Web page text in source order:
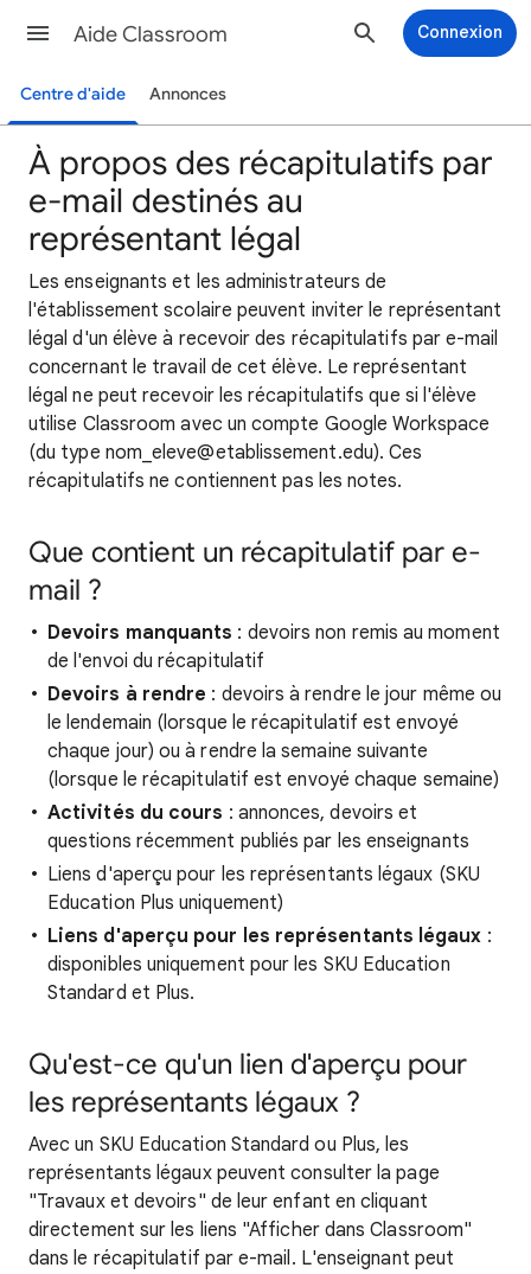
Aide Classroom Connexion
Centre d'aide Annonces
À propos des récapitulatifs par
e-mail destinés au
représentant légal
Les enseignants et les administrateurs de
l'établissement scolaire peuvent inviter le représentant
légal d'un élève à recevoir des récapitulatifs par e-mail
concernant le travail de cet élève. Le représentant
légal ne peut recevoir les récapitulatifs que si l'élève
utilise Classroom avec un compte Google Workspace
(du type nom_eleve@etablissement.edu). Ces
récapitulatifs ne contiennent pas les notes.
Que contient un récapitulatif par e-
mail ?
Devoirs manquants : devoirs non remis au moment
de l'envoi du récapitulatif
Devoirs à rendre : devoirs à rendre le jour même ou
le lendemain (lorsque le récapitulatif est envoyé
chaque jour) ou à rendre la semaine suivante
(lorsque le récapitulatif est envoyé chaque semaine)
Activités du cours : annonces, devoirs et
questions récemment publiés par les enseignants
Liens d'aperçu pour les représentants légaux (SKU
Education Plus uniquement)
Liens d'aperçu pour les représentants légaux :
disponibles uniquement pour les SKU Education
Standard et Plus.
Qu'est-ce qu'un lien d'aperçu pour
les représentants légaux ?
Avec un SKU Education Standard ou Plus, les
représentants légaux peuvent consulter la page
"Travaux et devoirs" de leur enfant en cliquant
directement sur les liens "Afficher dans Classroom"
dans le récapitulatif par e-mail. L'enseignant peut